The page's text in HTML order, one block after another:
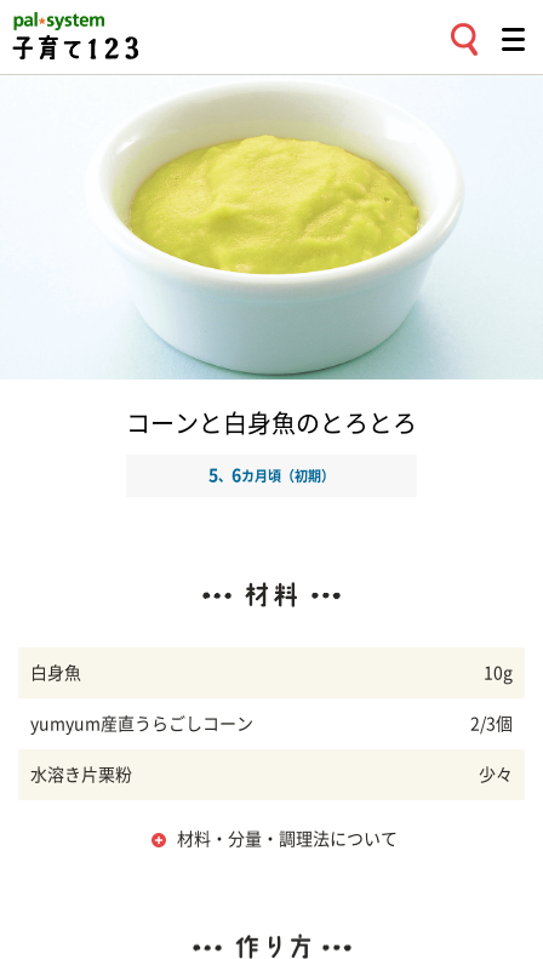
コーンと白身魚のとろとろ
5、 6カ月頃（初期）
白身魚 10g
yumyum産直うらごしコーン 2/3個
水溶き片栗粉 少々
材料・分量・調理法について